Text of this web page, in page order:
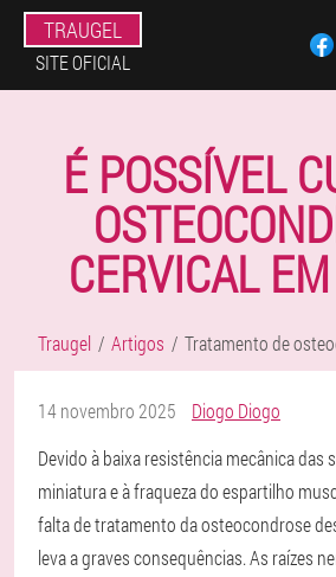
TRAUGEL
SITE OFICIAL
É POSSÍVEL
CERVICAL
Traugel Artigos Tratamento de
14 novembro 2025
Diogo Diogo
Devido à baixa resistência mecânica das
miniatura e à fraqueza do espartilho
falta de tratamento da osteocondrose
leva a graves consequências. As raízes